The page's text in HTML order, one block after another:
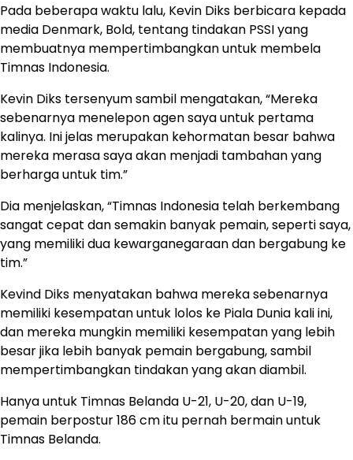
Pada beberapa waktu lalu, Kevin Diks berbicara kepada
media Denmark, Bold, tentang tindakan PSSI yang
membuatnya mempertimbangkan untuk membela
Timnas Indonesia.
Kevin Diks tersenyum sambil mengatakan, “Mereka
sebenarnya menelepon agen saya untuk pertama
kalinya. Ini jelas merupakan kehormatan besar bahwa
mereka merasa saya akan menjadi tambahan yang
berharga untuk tim.”
Dia menjelaskan, “Timnas Indonesia telah berkembang
sangat cepat dan semakin banyak pemain, seperti saya,
yang memiliki dua kewarganegaraan dan bergabung ke
tim.”
Kevind Diks menyatakan bahwa mereka sebenarnya
memiliki kesempatan untuk lolos ke Piala Dunia kali ini,
dan mereka mungkin memiliki kesempatan yang lebih
besar jika lebih banyak pemain bergabung, sambil
mempertimbangkan tindakan yang akan diambil.
Hanya untuk Timnas Belanda U-21, U-20, dan U-19,
pemain berpostur 186 cm itu pernah bermain untuk
Timnas Belanda.